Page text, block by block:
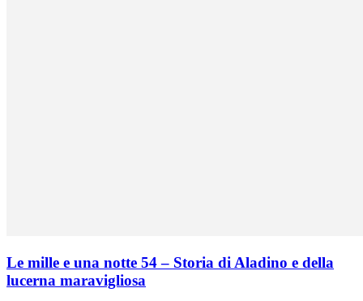
Le mille e una notte 54 – Storia di Aladino e della
lucerna maravigliosa